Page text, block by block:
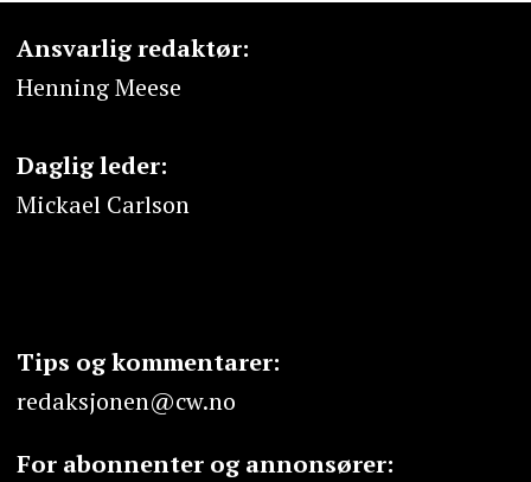
Ansvarlig redaktør:
Henning Meese
Daglig leder:
Mickael Carlson
Tips og kommentarer:
redaksjonen@cw.no
For abonnenter og annonsører: